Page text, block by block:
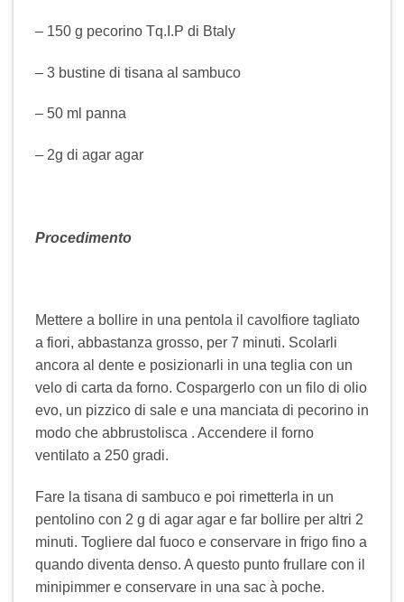
– 150 g pecorino Tq.I.P di Btaly
– 3 bustine di tisana al sambuco
– 50 ml panna
– 2g di agar agar
Procedimento
Mettere a bollire in una pentola il cavolfiore tagliato
a fiori, abbastanza grosso, per 7 minuti. Scolarli
ancora al dente e posizionarli in una teglia con un
velo di carta da forno. Cospargerlo con un filo di olio
evo, un pizzico di sale e una manciata di pecorino in
modo che abbrustolisca . Accendere il forno
ventilato a 250 gradi.
Fare la tisana di sambuco e poi rimetterla in un
pentolino con 2 g di agar agar e far bollire per altri 2
minuti. Togliere dal fuoco e conservare in frigo fino a
quando diventa denso. A questo punto frullare con il
minipimmer e conservare in una sac à poche.